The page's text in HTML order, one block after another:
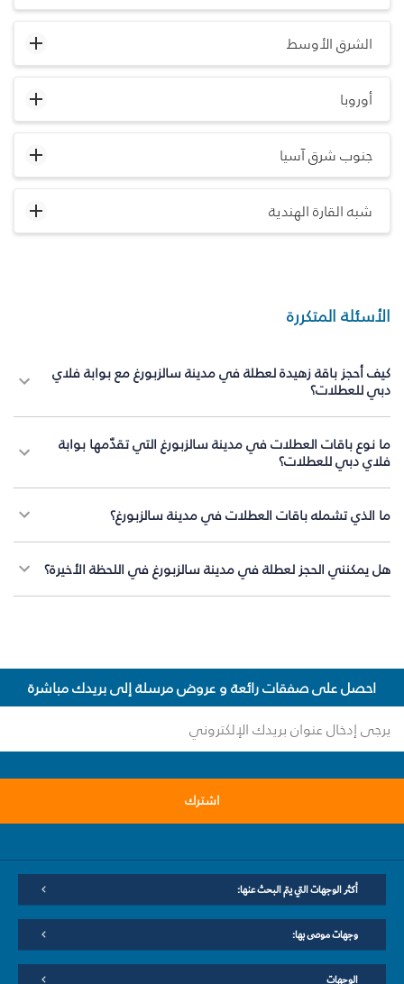
الشرق الأوسط
أوروبا
جنوب شرق آسيا
شبه القارة الهندية
الأسئلة المتكررة
كيف أحجز باقة زهيدة لعطلة في مدينة سالزبورغ مع بوابة فلاي
دبي للعطلات؟
ما نوع باقات العطلات في مدينة سالزبورغ التي تقدّمها بوابة
فلاي دبي للعطلات؟
ما الذي تشمله باقات العطلات في مدينة سالزبورغ؟
هل يمكنني الحجز لعطلة في مدينة سالزبورغ في اللحظة الأخيرة؟
احصل على صفقات رائعة و عروض مرسلة إلى بريدك مباشرة
اشترك
أكثر الوجهات التي يتم البحث عنها:
وجهات موصى بها:
الوجهات